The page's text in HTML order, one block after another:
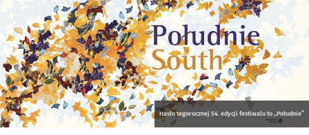
Hasło tegorocznej 54. edycji festiwalu to „Południe”